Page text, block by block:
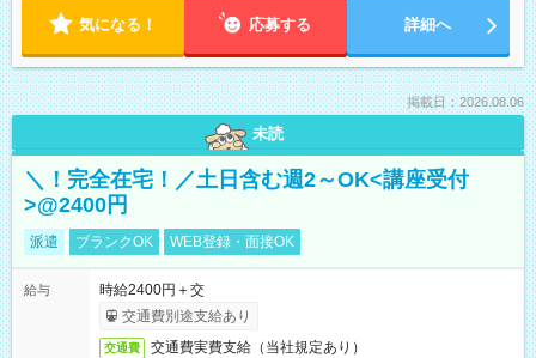
気になる！ 応募する 詳細へ
掲載日：2026.08.06
未読
＼！完全在宅！／土日含む週2～OK<講座受付
>@2400円
派遣 ブランクOK WEB登録・面接OK
給与
時給2400円＋交
交通費別途支給あり
交通費 交通費実費支給（当社規定あり）